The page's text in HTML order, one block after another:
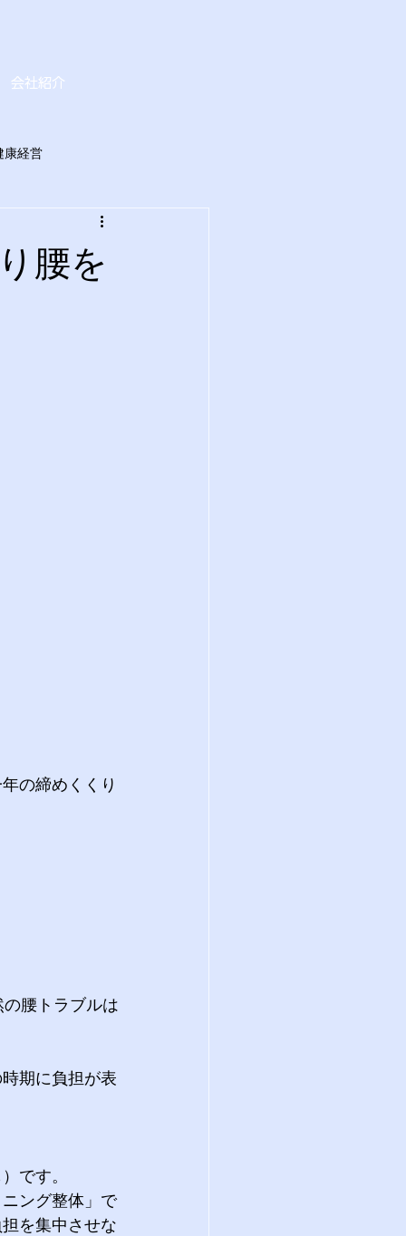
会社紹介
康経営
腰を
の締めくくり
腰トラブルは
期に負担が表
です。
ング整体」で
を集中させな